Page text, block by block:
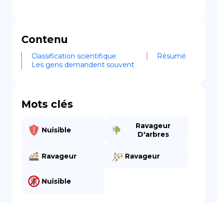
Contenu
Classification scientifique
Résumé
Les gens demandent souvent
Mots clés
Nuisible
Ravageur
D'arbres
Ravageur Ravageur
Nuisible